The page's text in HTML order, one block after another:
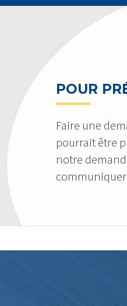
POUR
Faire une
pourrait être
notre